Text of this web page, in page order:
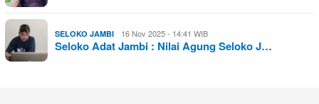
SELOKO JAMBI 16 Nov 2025 - 14:41 WIB
Seloko Adat Jambi : Nilai Agung Seloko J…